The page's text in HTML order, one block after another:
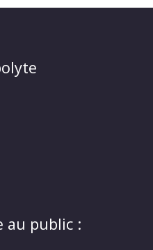
au public :